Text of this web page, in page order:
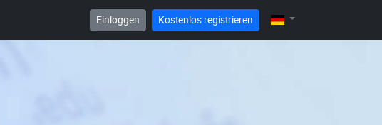
Einloggen Kostenlos registrieren